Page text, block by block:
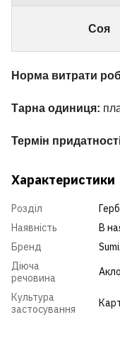
Соя
Норма витрати
Тарна одиниця:
Термін
Характеристики
Розділ
Наявність
В
Бренд
Діюча
речовина
Культура
застосування